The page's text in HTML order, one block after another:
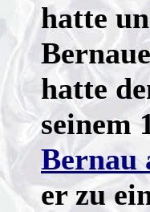
hatte
hatte
seinem
Bernau
er zu